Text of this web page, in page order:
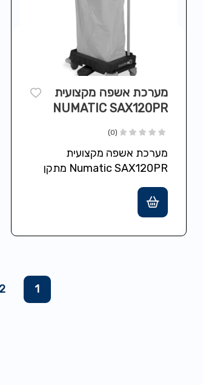
מערכת אשפה מקצועית
NUMATIC SAX120PR
(0)
מערכת אשפה מקצועית
Numatic SAX120PR מתקן
ליטר ומכסה, כולל חישוק צבעוני
לזיהוי והפרדת סוגי…
1
2